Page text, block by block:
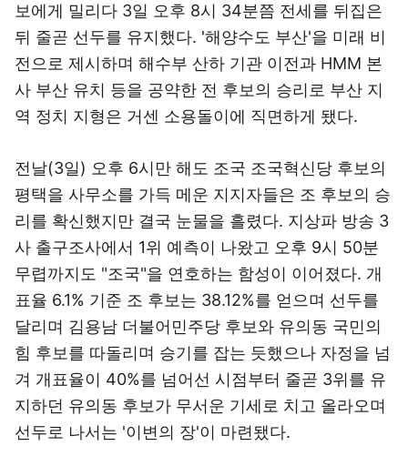
보에게 밀리다 3일 오후 8시 34분쯤 전세를 뒤집은
뒤 줄곧 선두를 유지했다. '해양수도 부산'을 미래 비
전으로 제시하며 해수부 산하 기관 이전과 HMM 본
사 부산 유치 등을 공약한 전 후보의 승리로 부산 지
역 정치 지형은 거센 소용돌이에 직면하게 됐다.
전날(3일) 오후 6시만 해도 조국 조국혁신당 후보의
평택을 사무소를 가득 메운 지지자들은 조 후보의 승
리를 확신했지만 결국 눈물을 흘렸다. 지상파 방송 3
사 출구조사에서 1위 예측이 나왔고 오후 9시 50분
무렵까지도 "조국"을 연호하는 함성이 이어졌다. 개
표율 6.1% 기준 조 후보는 38.12%를 얻으며 선두를
달리며 김용남 더불어민주당 후보와 유의동 국민의
힘 후보를 따돌리며 승기를 잡는 듯했으나 자정을 넘
겨 개표율이 40%를 넘어선 시점부터 줄곧 3위를 유
지하던 유의동 후보가 무서운 기세로 치고 올라오며
선두로 나서는 '이변의 장'이 마련됐다.